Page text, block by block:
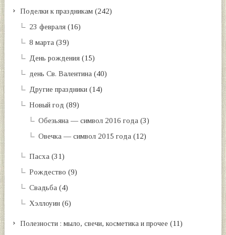
Поделки к праздникам (242)
23 февраля (16)
8 марта (39)
День рождения (15)
день Св. Валентина (40)
Другие праздники (14)
Новый год (89)
Обезьяна — символ 2016 года (3)
Овечка — символ 2015 года (12)
Пасха (31)
Рождество (9)
Свадьба (4)
Хэллоуин (6)
Полезности : мыло, свечи, косметика и прочее (11)